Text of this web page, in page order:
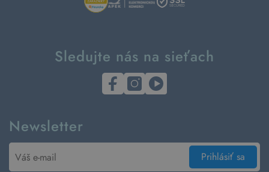
Sledujte nás na sieťach
Newsletter
Prihlásiť sa